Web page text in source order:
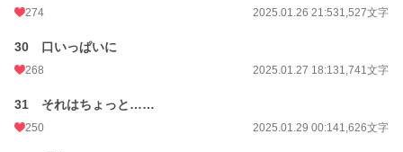
274 2025.01.26 21:531,527文字
30 口いっぱいに
268 2025.01.27 18:131,741文字
31 それはちょっと……
250 2025.01.29 00:141,626文字